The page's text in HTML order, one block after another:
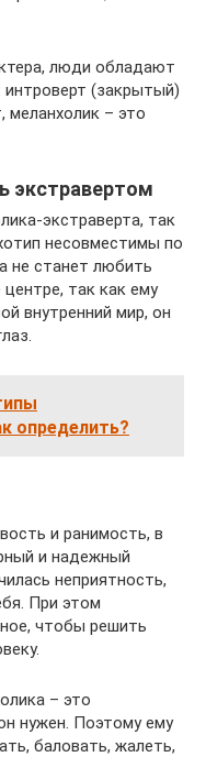
люди обладают
интроверт (закрытый)
меланхолик – это
экстравертом
экстраверта, так
несовместимы по
не станет любить
так как ему
внутренний мир, он
определить?
и ранимость, в
и надежный
неприятность,
При этом
чтобы решить
– это
нужен. Поэтому ему
баловать, жалеть,